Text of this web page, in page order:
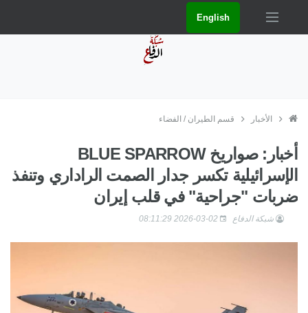
English
الأخبار قسم الطيران / الفضاء
أخبار: صواريخ BLUE SPARROW
الإسرائيلية تكسر جدار الصمت الراداري وتنفذ
ضربات "جراحية" في قلب إيران
شبكة الدفاع